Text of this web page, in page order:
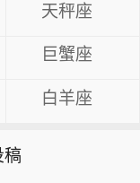
天秤座
巨蟹座
白羊座
稿